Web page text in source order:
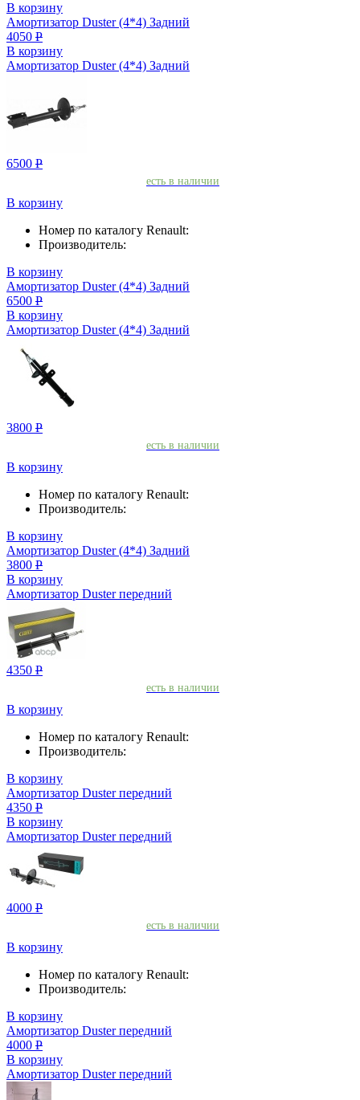
В корзину
Амортизатор Duster (4*4) Задний
4050 Р
В корзину
Амортизатор Duster (4*4) Задний
6500 Р
есть в наличии
В корзину
Номер по каталогу Renault:
Производитель:
В корзину
Амортизатор Duster (4*4) Задний
6500 Р
В корзину
Амортизатор Duster (4*4) Задний
3800 Р
есть в наличии
В корзину
Номер по каталогу Renault:
Производитель:
В корзину
Амортизатор Duster (4*4) Задний
3800 Р
В корзину
Амортизатор Duster передний
4350 Р
есть в наличии
В корзину
Номер по каталогу Renault:
Производитель:
В корзину
Амортизатор Duster передний
4350 Р
В корзину
Амортизатор Duster передний
4000 Р
есть в наличии
В корзину
Номер по каталогу Renault:
Производитель:
В корзину
Амортизатор Duster передний
4000 Р
В корзину
Амортизатор Duster передний